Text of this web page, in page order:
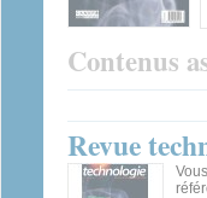
Contenus
Revue